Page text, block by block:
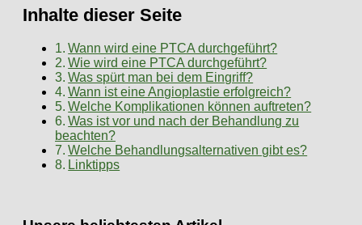
Inhalte dieser Seite
Wann wird eine PTCA durchgeführt?
Wie wird eine PTCA durchgeführt?
Was spürt man bei dem Eingriff?
Wann ist eine Angioplastie erfolgreich?
Welche Komplikationen können auftreten?
Was ist vor und nach der Behandlung zu
beachten?
Welche Behandlungsalternativen gibt es?
Linktipps